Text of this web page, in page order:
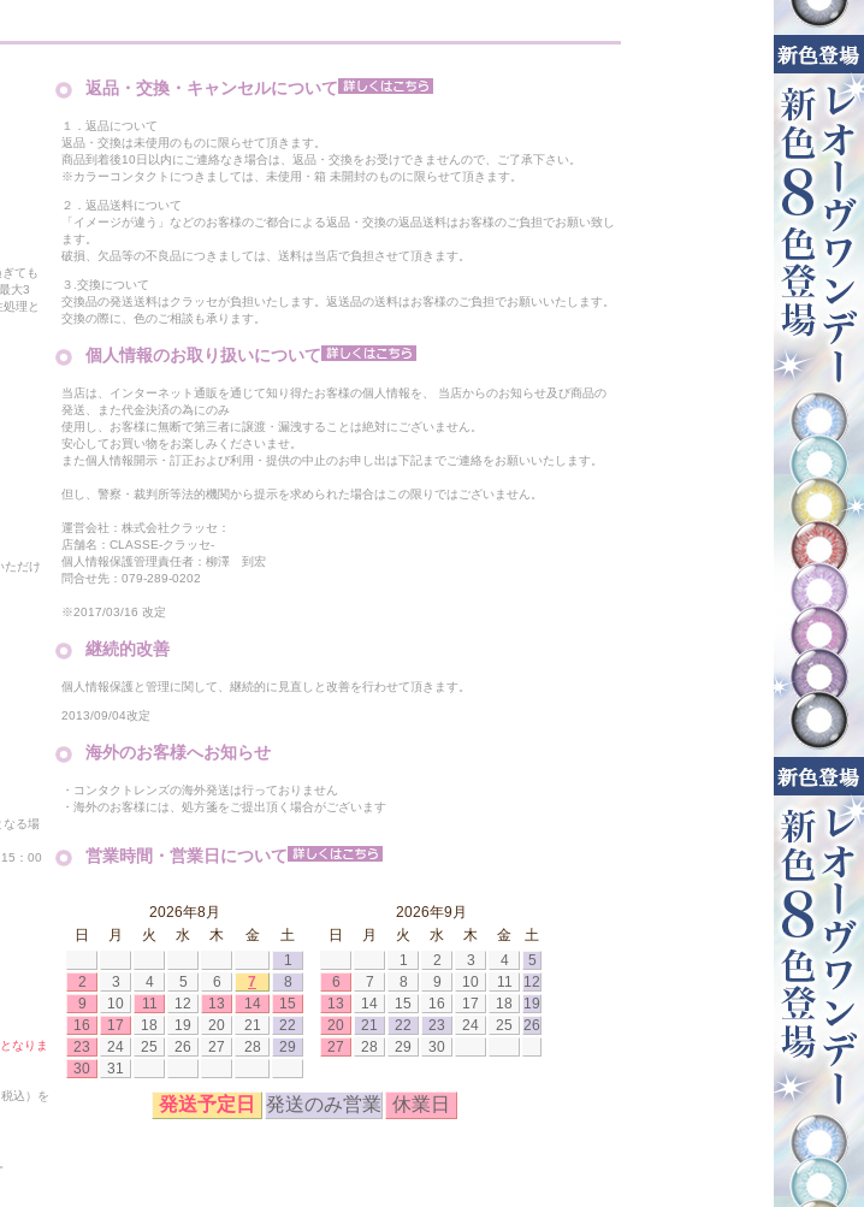
ても
大3
理と
ただけ
なる場
：00
なりま
込）を
返品・交換・キャンセルについて
１．返品について
返品・交換は未使用のものに限らせて頂きます。
商品到着後10日以内にご連絡なき場合は、返品・交換をお受けできませんので、ご了承下さい。
※カラーコンタクトにつきましては、未使用・箱 未開封のものに限らせて頂きます。
２．返品送料について
「イメージが違う」などのお客様のご都合による返品・交換の返品送料はお客様のご負担でお願い致し
ます。
破損、欠品等の不良品につきましては、送料は当店で負担させて頂きます。
３.交換について
交換品の発送送料はクラッセが負担いたします。返送品の送料はお客様のご負担でお願いいたします。
交換の際に、色のご相談も承ります。
個人情報のお取り扱いについて
当店は、インターネット通販を通じて知り得たお客様の個人情報を、 当店からのお知らせ及び商品の
発送、また代金決済の為にのみ
使用し、お客様に無断で第三者に譲渡・漏洩することは絶対にございません。
安心してお買い物をお楽しみくださいませ。
また個人情報開示・訂正および利用・提供の中止のお申し出は下記までご連絡をお願いいたします。
但し、警察・裁判所等法的機関から提示を求められた場合はこの限りではございません。
運営会社：株式会社クラッセ：
店舗名：CLASSE-クラッセ-
個人情報保護管理責任者：柳澤 到宏
問合せ先：079-289-0202
※2017/03/16 改定
継続的改善
個人情報保護と管理に関して、継続的に見直しと改善を行わせて頂きます。
2013/09/04改定
海外のお客様へお知らせ
・コンタクトレンズの海外発送は行っておりません
・海外のお客様には、処方箋をご提出頂く場合がございます
営業時間・営業日について
2026年8月
日
月 火 水 木 金
土
1
2
3 4 5 6 7
8
9
10 11 12 13 14
15
16
17 18 19 20 21
22
23
24 25 26 27 28
29
30
31
2026年9月
日
月 火 水 木 金
土
1
2 3 4
5
6
7 8 9 10 11
12
13
14 15 16 17 18
19
20
21 22 23 24 25
26
27
28 29 30
発送予定日 発送のみ営業 休業日